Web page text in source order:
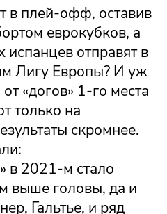
в плей-офф, оставив
еврокубков, а
отправят в
Лигу Европы? И уж
«догов» 1-го места
только на
скромнее.
в 2021-м стало
выше головы, да и
Гальтье, и ряд